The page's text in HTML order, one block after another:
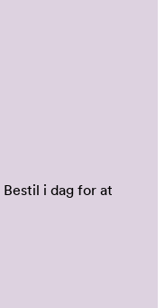
Bestil i dag for at